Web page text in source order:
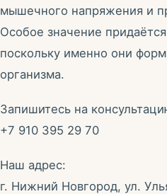
мышечного напряжения и
Особое значение
поскольку именно они
организма.
Запишитесь на
+7 910 395 29 70
Наш адрес:
г. Нижний Новгород, ул.